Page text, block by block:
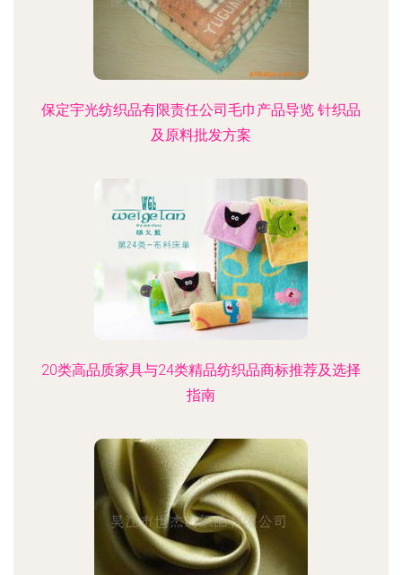
保定宇光纺织品有限责任公司毛巾产品导览 针织品
及原料批发方案
20类高品质家具与24类精品纺织品商标推荐及选择
指南